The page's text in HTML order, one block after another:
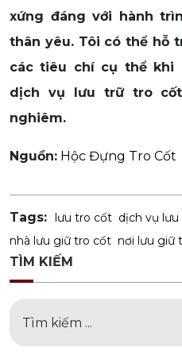
xứng đáng với hành
thân yêu. Tôi có thể hỗ
các tiêu chí cụ thể khi
dịch vụ lưu trữ tro cốt
nghiêm.
Nguồn: Hộc Đựng Tro Cốt
Tags: lưu tro cốt dịch vụ
nhà lưu giữ tro cốt nơi lưu giữ
TÌM KIẾM